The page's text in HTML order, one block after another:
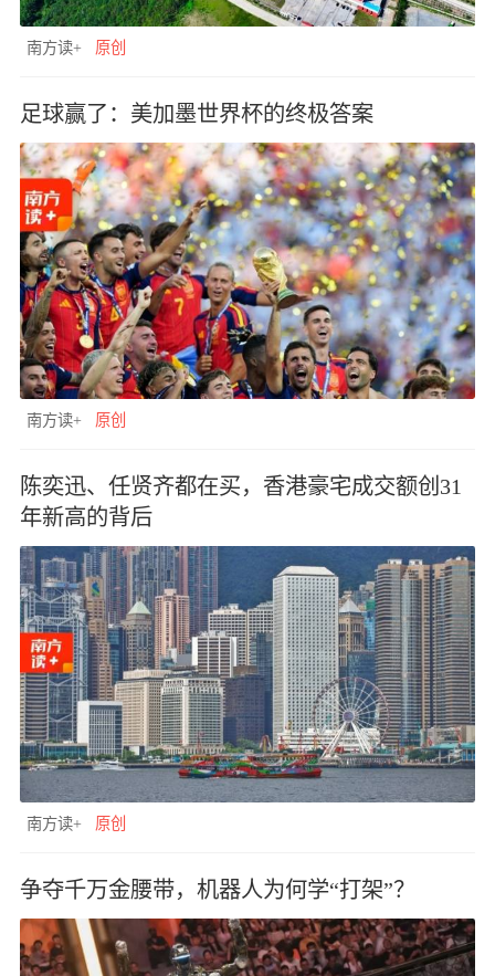
南方读+ 原创
足球赢了：美加墨世界杯的终极答案
南方读+ 原创
陈奕迅、任贤齐都在买，香港豪宅成交额创31
年新高的背后
南方读+ 原创
争夺千万金腰带，机器人为何学“打架”？